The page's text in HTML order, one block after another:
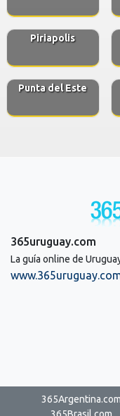
Piriapolis
Punta del Este
365uruguay.com
La guía online de
365Argentina.com